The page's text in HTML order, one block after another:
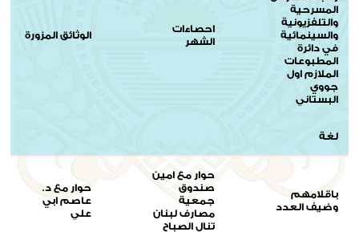
المسرحية
والتلفزيونية
والسينمائية
في دائرة
المطبوعات
الملازم اول
جووي
البستاني
احصاءات
الشهر
الوثائق المزورة
لغة
باقلامهم
وضيف العدد
حوار مع امين
صندوق
جمعية
مصارف لبنان
تنال الصباح
حوار مع د.
عاصم ابي
علي